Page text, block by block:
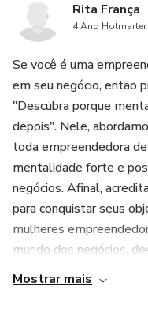
objetivos de vendas e
empreendimentos, com
sucesso financeiro que
Rita França
4 Ano Hotmarter
Se você é uma
em seu negócio, então
"Descubra porque
depois". Nele,
toda empreendedora
mentalidade forte e
negócios. Afinal,
para conquistar seus
mulheres
mundo dos negócios,
Mostrar mais